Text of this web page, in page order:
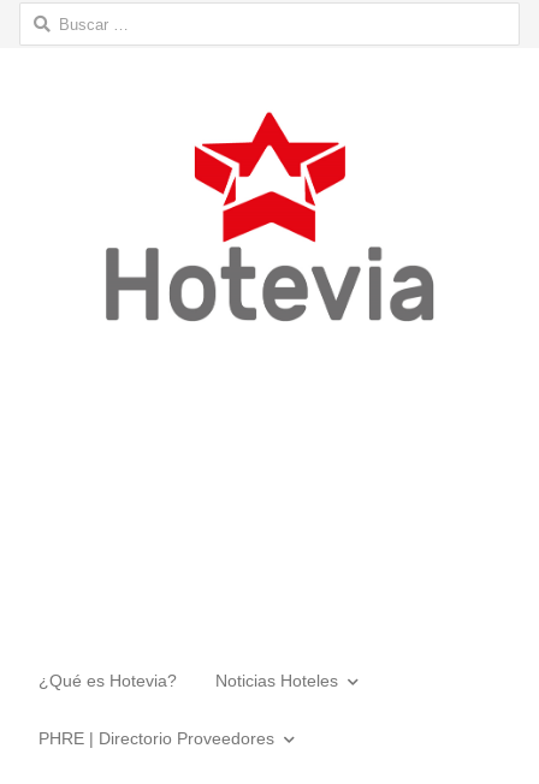
Buscar:
¿Qué es Hotevia? Noticias Hoteles
PHRE | Directorio Proveedores